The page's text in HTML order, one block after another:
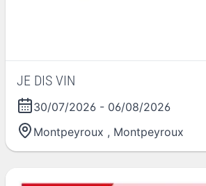
JE DIS VIN
30/07/2026 - 06/08/2026
Montpeyroux , Montpeyroux